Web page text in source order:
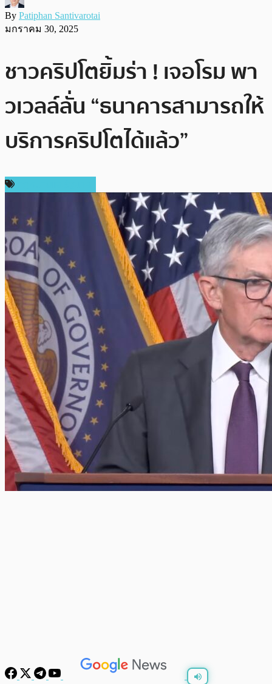
By Patiphan Santivarotai
มกราคม 30, 2025
ชาวคริปโตยิ้มร่า ! เจอโรม พา
วเวลล์ลั่น “ธนาคารสามารถให้
บริการคริปโตได้แล้ว”